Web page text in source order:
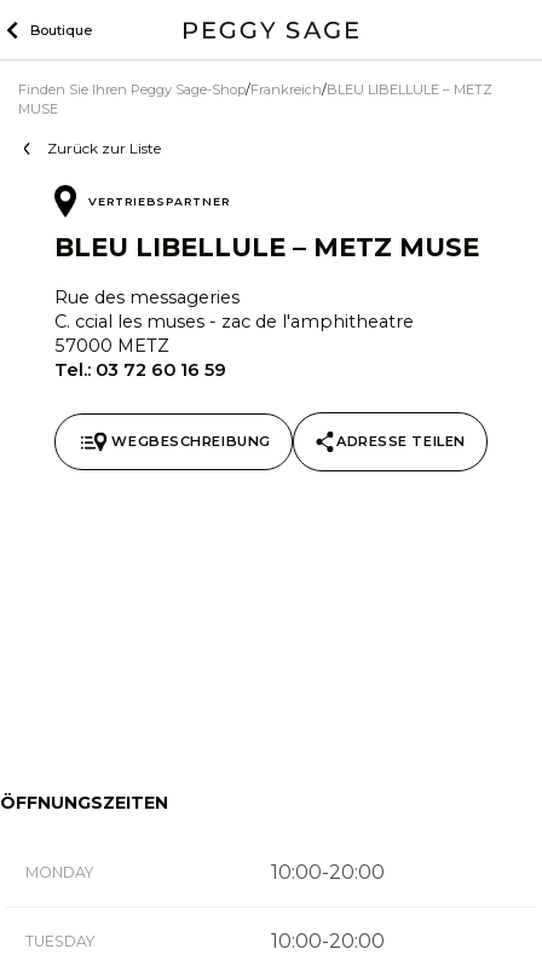
Inhalt
Boutique
Zurück zur Liste
Finden Sie Ihren Peggy Sage-Shop Frankreich BLEU LIBELLULE – METZ
MUSE
VERTRIEBSPARTNER
BLEU LIBELLULE – METZ MUSE
Rue des messageries
C. ccial les muses - zac de l'amphitheatre
57000 METZ
Tel.: 03 72 60 16 59
WEGBESCHREIBUNG ADRESSE TEILEN
ÖFFNUNGSZEITEN
MONDAY 10:00-20:00
TUESDAY 10:00-20:00